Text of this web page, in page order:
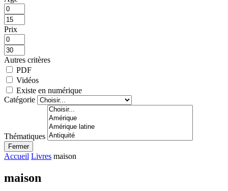
Prix
Autres critères
PDF
Vidéos
Existe en numérique
Catégorie
Thématiques
Fermer
Accueil Livres maison
maison